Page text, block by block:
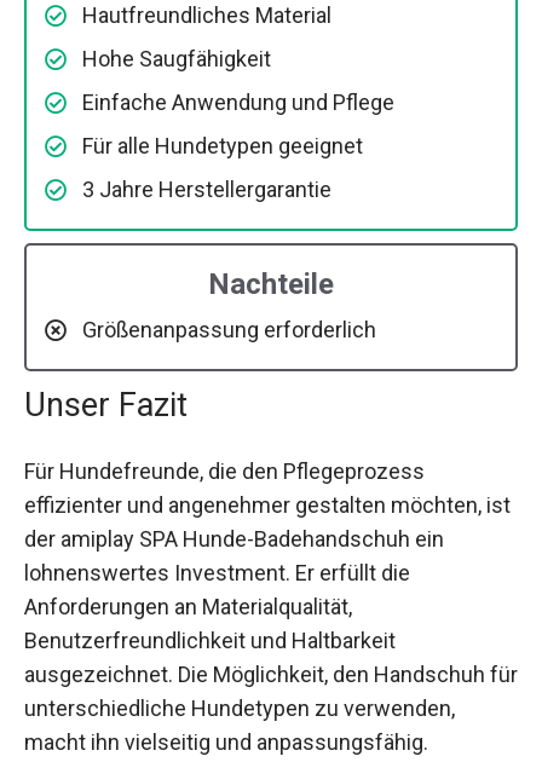
Hautfreundliches Material
Hohe Saugfähigkeit
Einfache Anwendung und Pflege
Für alle Hundetypen geeignet
3 Jahre Herstellergarantie
Nachteile
Größenanpassung erforderlich
Unser Fazit
Für Hundefreunde, die den Pflegeprozess
effizienter und angenehmer gestalten möchten, ist
der amiplay SPA Hunde-Badehandschuh ein
lohnenswertes Investment. Er erfüllt die
Anforderungen an Materialqualität,
Benutzerfreundlichkeit und Haltbarkeit
ausgezeichnet. Die Möglichkeit, den Handschuh für
unterschiedliche Hundetypen zu verwenden,
macht ihn vielseitig und anpassungsfähig.